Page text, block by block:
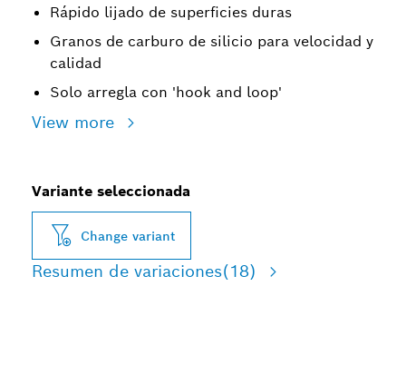
Rápido lijado de superficies duras
Granos de carburo de silicio para velocidad y
calidad
Solo arregla con 'hook and loop'
View more
Variante seleccionada
Change variant
Resumen de variaciones(18)